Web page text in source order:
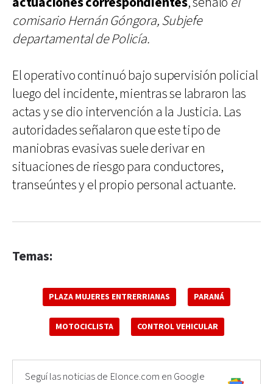
comisario Hernán Góngora, Subjefe
departamental de Policía.
El operativo continuó bajo supervisión policial
luego del incidente, mientras se labraron las
actas y se dio intervención a la Justicia. Las
autoridades señalaron que este tipo de
maniobras evasivas suele derivar en
situaciones de riesgo para conductores,
transeúntes y el propio personal actuante.
Temas:
PLAZA MUJERES ENTRERRIANAS PARANÁ
MOTOCICLISTA CONTROL VEHICULAR
Seguí las noticias de Elonce.com en Google